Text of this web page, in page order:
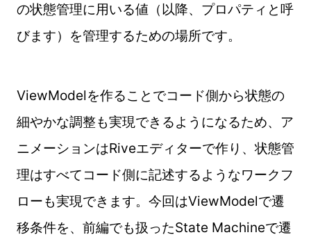
の状態管理に用いる値（以降、プロパティと呼
びます）を管理するための場所です。
ViewModelを作ることでコード側から状態の
細やかな調整も実現できるようになるため、ア
ニメーションはRiveエディターで作り、状態管
理はすべてコード側に記述するようなワークフ
ローも実現できます。今回はViewModelで遷
移条件を、前編でも扱ったState Machineで遷